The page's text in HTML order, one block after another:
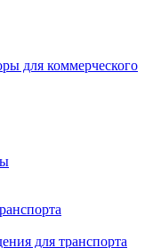
для коммерческого
для транспорта